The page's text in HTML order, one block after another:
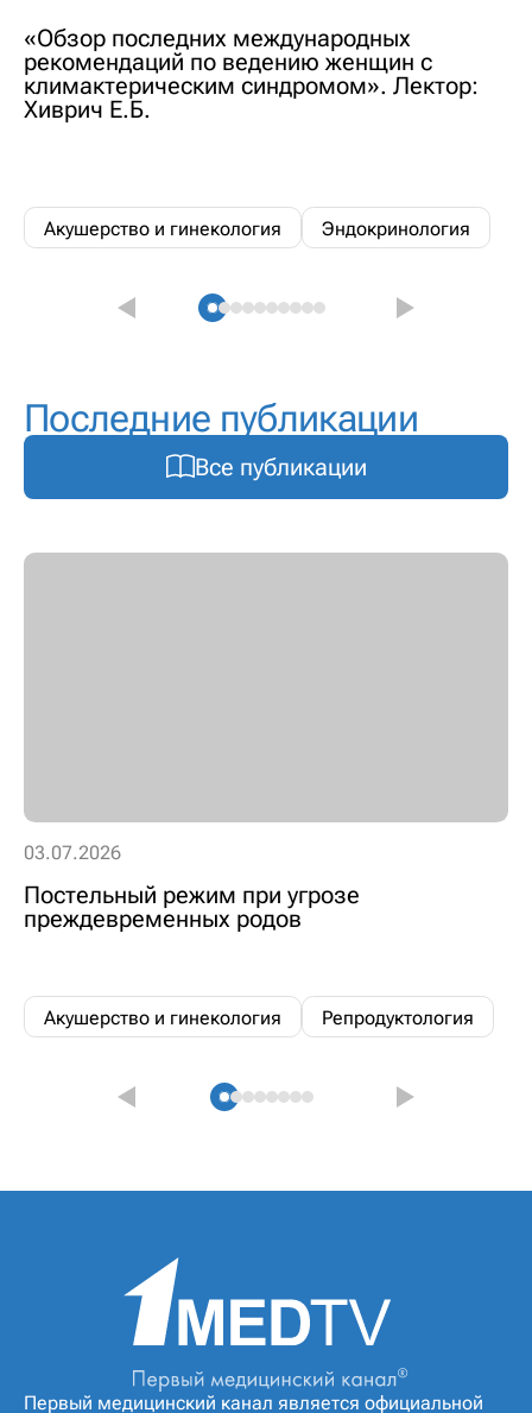
«Обзор последних международных
рекомендаций по ведению женщин с
климактерическим синдромом». Лектор:
Хиврич Е.Б.
Акушерство и гинекология Эндокринология
Последние публикации
Все публикации
03.07.2026
Постельный режим при угрозе
преждевременных родов
Акушерство и гинекология Репродуктология
Первый медицинский канал является официальной